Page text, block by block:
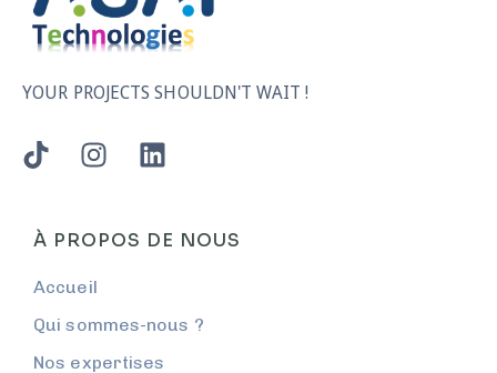
YOUR PROJECTS SHOULDN'T WAIT !
À PROPOS DE NOUS
Accueil
Qui sommes-nous ?
Nos expertises